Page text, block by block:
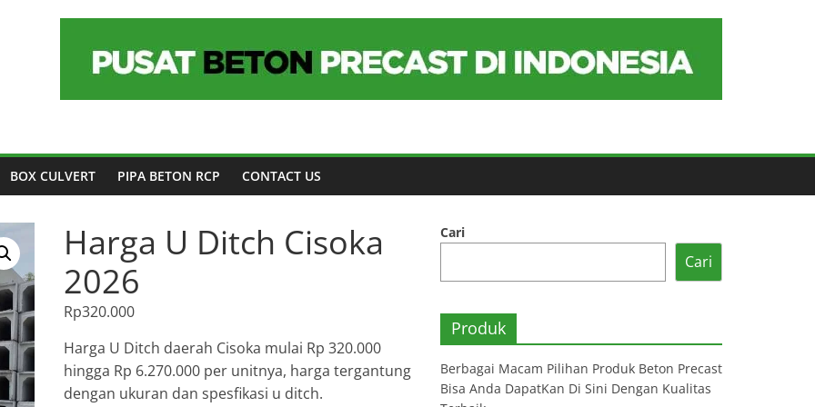
BOX CULVERT PIPA BETON RCP CONTACT US
Harga U Ditch Cisoka
2026
Rp320.000
Harga U Ditch daerah Cisoka mulai Rp 320.000
hingga Rp 6.270.000 per unitnya, harga tergantung
dengan ukuran dan spesfikasi u ditch.
Cari
Cari
Produk
Berbagai Macam Pilihan Produk Beton Precast
Bisa Anda DapatKan Di Sini Dengan Kualitas